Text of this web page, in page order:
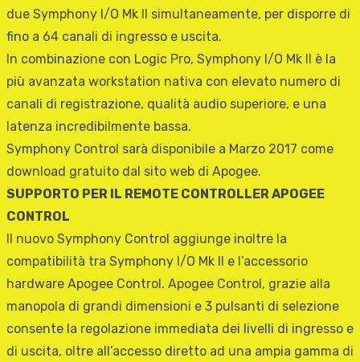
due Symphony I/O Mk II simultaneamente, per disporre di
fino a 64 canali di ingresso e uscita.
In combinazione con Logic Pro, Symphony I/O Mk II è la
più avanzata workstation nativa con elevato numero di
canali di registrazione, qualità audio superiore, e una
latenza incredibilmente bassa.
Symphony Control sarà disponibile a Marzo 2017 come
download gratuito dal sito web di Apogee.
SUPPORTO PER IL REMOTE CONTROLLER APOGEE
CONTROL
Il nuovo Symphony Control aggiunge inoltre la
compatibilità tra Symphony I/O Mk II e l’accessorio
hardware Apogee Control. Apogee Control, grazie alla
manopola di grandi dimensioni e 3 pulsanti di selezione
consente la regolazione immediata dei livelli di ingresso e
di uscita, oltre all’accesso diretto ad una ampia gamma di